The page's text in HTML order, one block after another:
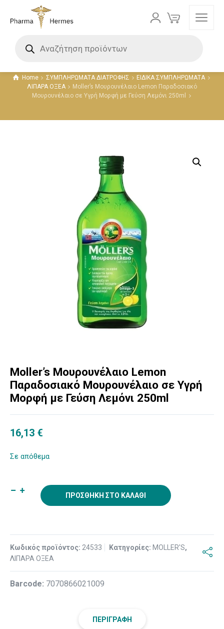
Home ΣΥΜΠΛΗΡΩΜΑΤΑ ΔΙΑΤΡΟΦΗΣ
ΕΙΔΙΚΑ ΣΥΜΠΛΗΡΩΜΑΤΑ
ΛΙΠΑΡΑ ΟΞΕΑ
Moller’s Μουρουνέλαιο Lemon Παραδοσιακό
Μουρουνέλαιο σε Υγρή Μορφή με Γεύση Λεμόνι 250ml
Moller’s Μουρουνέλαιο Lemon
Παραδοσιακό Μουρουνέλαιο σε Υγρή
Μορφή με Γεύση Λεμόνι 250ml
16,13 €
Σε απόθεμα
ΠΡΟΣΘΉΚΗ ΣΤΟ ΚΑΛΆΘΙ
Κωδικός προϊόντος: 24533 Κατηγορίες: MOLLER'S,
ΛΙΠΑΡΑ ΟΞΕΑ
Βarcode: 7070866021009
ΠΕΡΙΓΡΑΦΉ